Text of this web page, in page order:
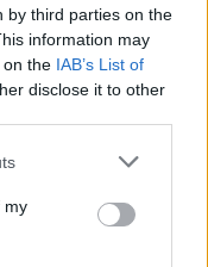
by third parties on the
information may
on the IAB’s List of
disclose it to other
or more Google
You may click to
third-party tags to
in below Google
my
σε συνεργασία
ως μια «μη